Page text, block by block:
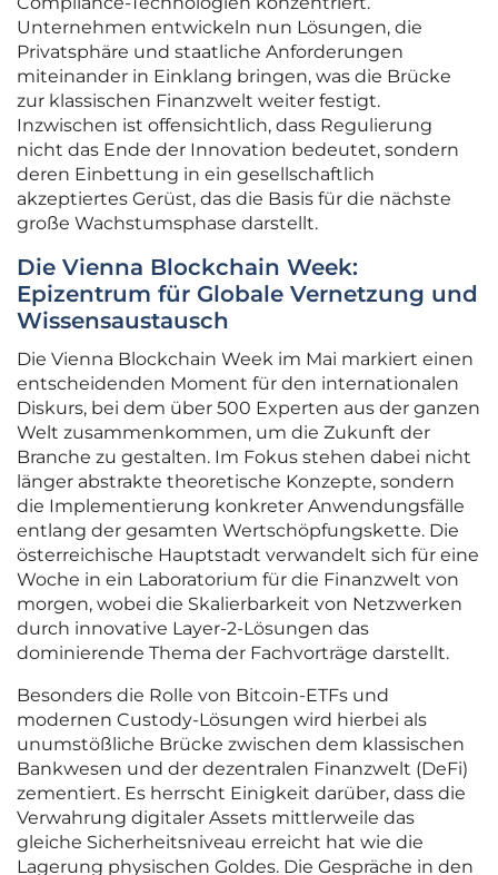
Unternehmen entwickeln nun Lösungen, die
Privatsphäre und staatliche Anforderungen
miteinander in Einklang bringen, was die Brücke
zur klassischen Finanzwelt weiter festigt.
Inzwischen ist offensichtlich, dass Regulierung
nicht das Ende der Innovation bedeutet, sondern
deren Einbettung in ein gesellschaftlich
akzeptiertes Gerüst, das die Basis für die nächste
große Wachstumsphase darstellt.
Die Vienna Blockchain Week:
Epizentrum für Globale Vernetzung und
Wissensaustausch
Die Vienna Blockchain Week im Mai markiert einen
entscheidenden Moment für den internationalen
Diskurs, bei dem über 500 Experten aus der ganzen
Welt zusammenkommen, um die Zukunft der
Branche zu gestalten. Im Fokus stehen dabei nicht
länger abstrakte theoretische Konzepte, sondern
die Implementierung konkreter Anwendungsfälle
entlang der gesamten Wertschöpfungskette. Die
österreichische Hauptstadt verwandelt sich für eine
Woche in ein Laboratorium für die Finanzwelt von
morgen, wobei die Skalierbarkeit von Netzwerken
durch innovative Layer-2-Lösungen das
dominierende Thema der Fachvorträge darstellt.
Besonders die Rolle von Bitcoin-ETFs und
modernen Custody-Lösungen wird hierbei als
unumstößliche Brücke zwischen dem klassischen
Bankwesen und der dezentralen Finanzwelt (DeFi)
zementiert. Es herrscht Einigkeit darüber, dass die
Verwahrung digitaler Assets mittlerweile das
gleiche Sicherheitsniveau erreicht hat wie die
Lagerung physischen Goldes. Die Gespräche in den